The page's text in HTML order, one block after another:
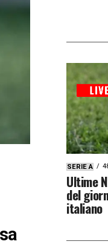
SERIE A
Ultime
del
italiano